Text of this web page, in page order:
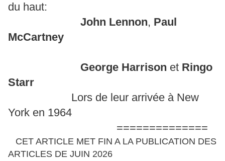
du haut:
John Lennon, Paul
McCartney
George Harrison et Ringo
Starr
Lors de leur arrivée à New
York en 1964
==============
CET ARTICLE MET FIN A LA PUBLICATION DES
ARTICLES DE JUIN 2026